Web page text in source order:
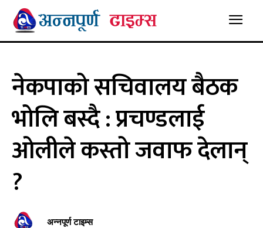
नेकपाको सचिवालय बैठक
भोलि बस्दै : प्रचण्डलाई
ओलीले कस्तो जवाफ देलान्
?
अन्नपूर्ण टाइम्स